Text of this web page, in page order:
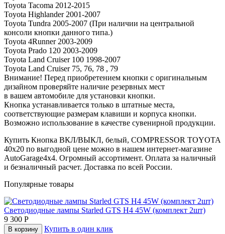
Toyota Tacoma 2012-2015
Toyota Highlander 2001-2007
Toyota Tundra 2005-2007 (При наличии на центральной
консоли кнопки данного типа.)
Toyota 4Runner 2003-2009
Toyota Prado 120 2003-2009
Toyota Land Cruiser 100 1998-2007
Toyota Land Cruiser 75, 76, 78 , 79
Внимание! Перед приобретением кнопки с оригинальным
дизайном проверяйте наличие резервных мест
в вашем автомобиле для установки кнопки.
Кнопка устанавливается только в штатные места,
соответствующие размерам клавиши и корпуса кнопки.
Возможно использование в качестве сувенирной продукции.
Купить Кнопка ВКЛ/ВЫКЛ, белый, COMPRESSOR TOYOTA
40x20 по выгодной цене можно в нашем интернет-магазине
AutoGarage4x4. Огромный ассортимент. Оплата за наличный
и безналичный расчет. Доставка по всей России.
Популярные товары
Светодиодные лампы Starled GTS H4 45W (комплект 2шт)
9 300 Р
В корзину
Купить в один клик